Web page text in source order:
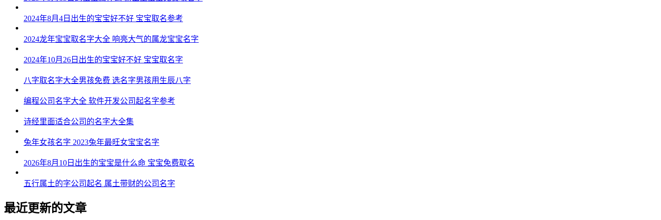
2024年8月4日出生的宝宝好不好 宝宝取名参考
2024龙年宝宝取名字大全 响亮大气的属龙宝宝名字
2024年10月26日出生的宝宝好不好 宝宝取名字
八字取名字大全男孩免费 选名字男孩用生辰八字
编程公司名字大全 软件开发公司起名字参考
诗经里面适合公司的名字大全集
兔年女孩名字 2023兔年最旺女宝宝名字
2026年8月10日出生的宝宝是什么命 宝宝免费取名
五行属土的字公司起名 属土带财的公司名字
最近更新的文章